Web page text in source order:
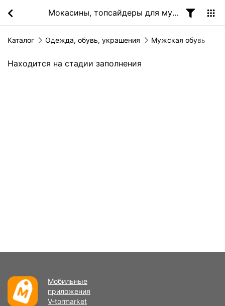
Мокасины, топсайдеры для мужчин
Каталог Одежда, обувь, украшения Мужская обувь
Находится на стадии заполнения
Мобильные
приложения
V-tormarket